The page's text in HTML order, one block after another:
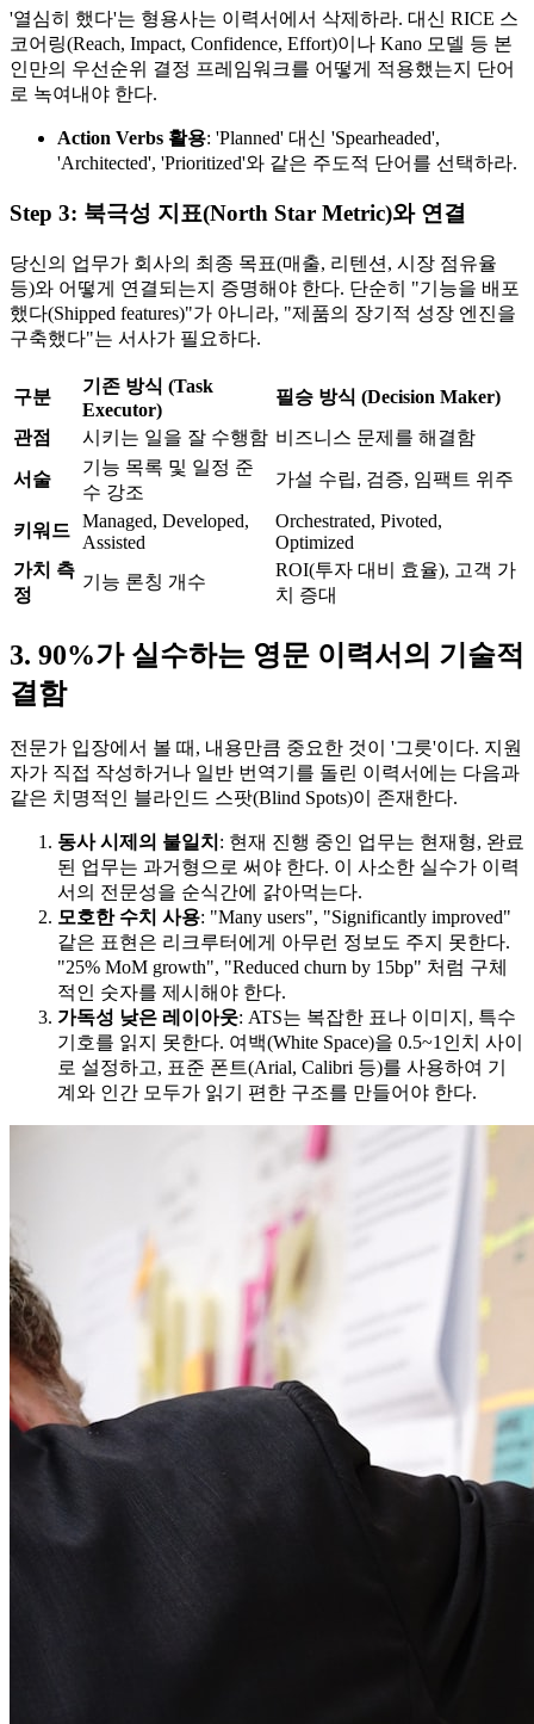
'열심히 했다'는 형용사는 이력서에서 삭제하라. 대신 RICE 스
코어링(Reach, Impact, Confidence, Effort)이나 Kano 모델 등 본
인만의 우선순위 결정 프레임워크를 어떻게 적용했는지 단어
로 녹여내야 한다.
Action Verbs 활용: 'Planned' 대신 'Spearheaded',
'Architected', 'Prioritized'와 같은 주도적 단어를 선택하라.
Step 3: 북극성 지표(North Star Metric)와 연결
당신의 업무가 회사의 최종 목표(매출, 리텐션, 시장 점유율
등)와 어떻게 연결되는지 증명해야 한다. 단순히 "기능을 배포
했다(Shipped features)"가 아니라, "제품의 장기적 성장 엔진을
구축했다"는 서사가 필요하다.
구분
기존 방식 (Task
Executor)
필승 방식 (Decision Maker)
관점
시키는 일을 잘 수행함 비즈니스 문제를 해결함
서술
기능 목록 및 일정 준
수 강조
가설 수립, 검증, 임팩트 위주
키워드 Managed, Developed,
Assisted
Orchestrated, Pivoted,
Optimized
가치 측
정
기능 론칭 개수
ROI(투자 대비 효율), 고객 가
치 증대
3. 90%가 실수하는 영문 이력서의 기술적
결함
전문가 입장에서 볼 때, 내용만큼 중요한 것이 '그릇'이다. 지원
자가 직접 작성하거나 일반 번역기를 돌린 이력서에는 다음과
같은 치명적인 블라인드 스팟(Blind Spots)이 존재한다.
동사 시제의 불일치 : 현재 진행 중인 업무는 현재형, 완료
된 업무는 과거형으로 써야 한다. 이 사소한 실수가 이력
서의 전문성을 순식간에 갉아먹는다.
모호한 수치 사용: "Many users", "Significantly improved"
같은 표현은 리크루터에게 아무런 정보도 주지 못한다.
"25% MoM growth", "Reduced churn by 15bp" 처럼 구체
적인 숫자를 제시해야 한다.
가독성 낮은 레이아웃: ATS는 복잡한 표나 이미지, 특수
기호를 읽지 못한다. 여백(White Space)을 0.5~1인치 사이
로 설정하고, 표준 폰트(Arial, Calibri 등)를 사용하여 기
계와 인간 모두가 읽기 편한 구조를 만들어야 한다.